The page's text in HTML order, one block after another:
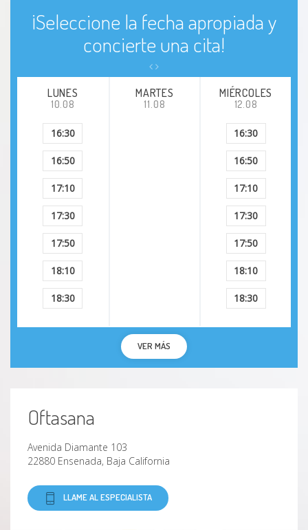
¡Seleccione la fecha apropiada y
concierte una cita!
LUNES
10.08
16:30
16:50
17:10
17:30
17:50
18:10
18:30
MARTES
11.08
MIÉRCOLES
12.08
16:30
16:50
17:10
17:30
17:50
18:10
18:30
VER MÁS
Oftasana
Avenida Diamante 103
22880 Ensenada, Baja California
LLAME AL ESPECIALISTA